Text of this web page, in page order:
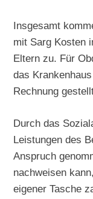
Insgesamt
mit Sarg Kosten
Eltern zu. Für
das
Rechnung
Durch das
Leistungen des
Anspruch
nachweisen
eigener Tasche